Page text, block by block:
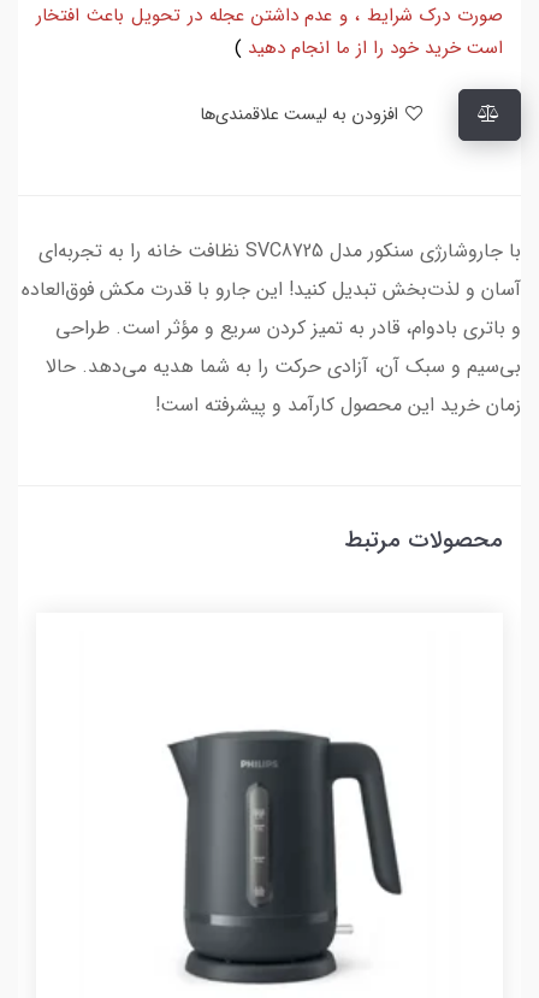
صورت درک شرایط ، و عدم داشتن عجله در تحویل باعث افتخار
است خرید خود را از ما انجام دهید )
با جاروشارژی سنکور مدل SVC8725 نظافت خانه را به تجربه‌ای
آسان و لذت‌بخش تبدیل کنید! این جارو با قدرت مکش فوق‌العاده
و باتری بادوام، قادر به تمیز کردن سریع و مؤثر است. طراحی
بی‌سیم و سبک آن، آزادی حرکت را به شما هدیه می‌دهد. حالا
زمان خرید این محصول کارآمد و پیشرفته است!
محصولات مرتبط